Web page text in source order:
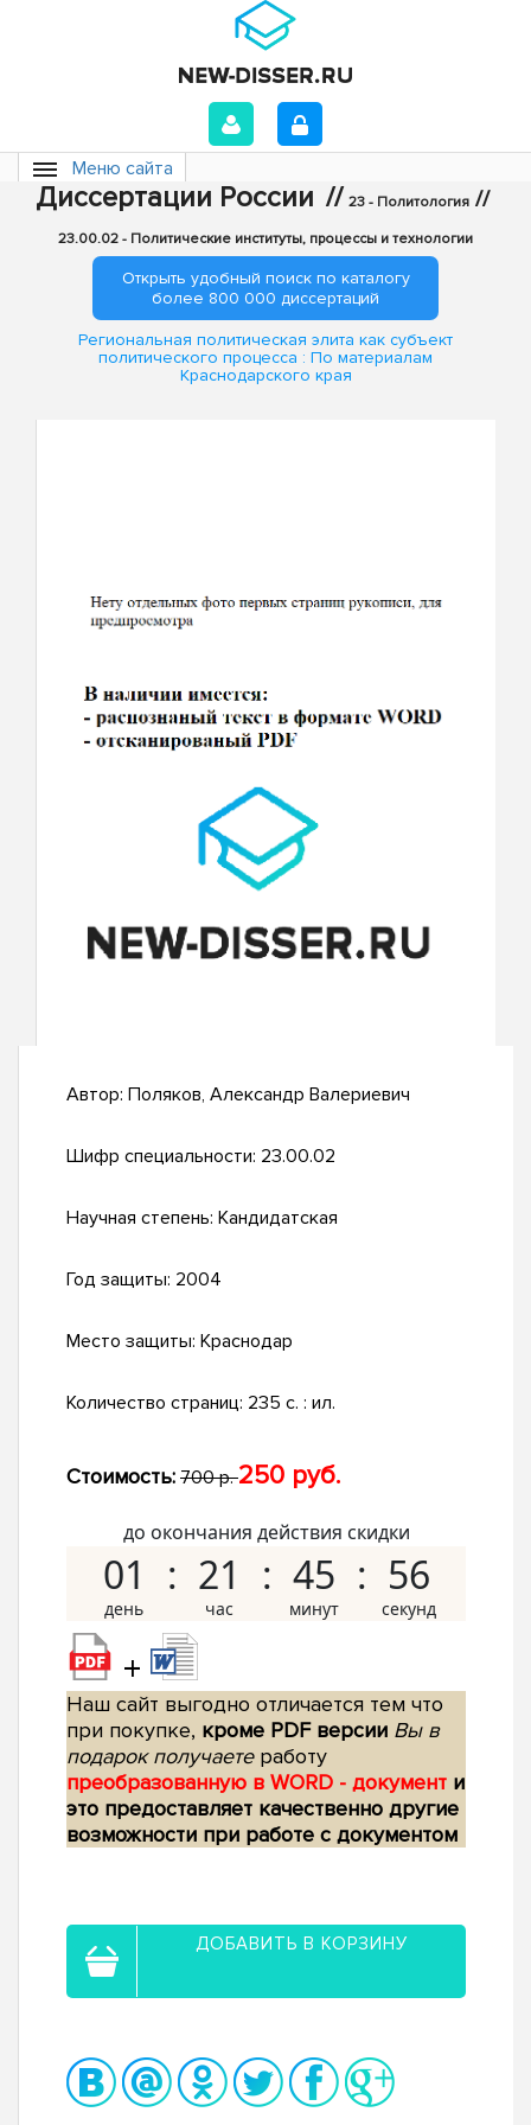
Меню сайта
Диссертации России // 23 - Политология //
23.00.02 - Политические институты, процессы и технологии
Открыть удобный поиск по каталогу
более 800 000 диссертаций
Региональная политическая элита как субъект
политического процесса : По материалам
Краснодарского края
Автор: Поляков, Александр Валериевич
Шифр специальности: 23.00.02
Научная степень: Кандидатская
Год защиты: 2004
Место защиты: Краснодар
Количество страниц: 235 с. : ил.
Стоимость: 700 р.250 руб.
до окончания действия скидки
01 21 45 55
+
Наш сайт выгодно отличается тем что
при покупке, кроме PDF версии Вы в
подарок получаетеработу
преобразованную в WORD - документ и
это предоставляет качественно другие
возможности при работе с документом
ДОБАВИТЬ В КОРЗИНУ